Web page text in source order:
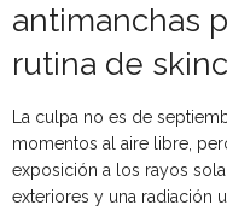
antimanchas
rutina de
La culpa no es de
momentos al aire libre,
exposición a los rayos
exteriores y una radiación